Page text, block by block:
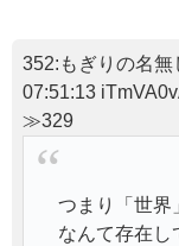
352:もぎりの名
07:51:13
≫329
つまり「世界
なんて存在し